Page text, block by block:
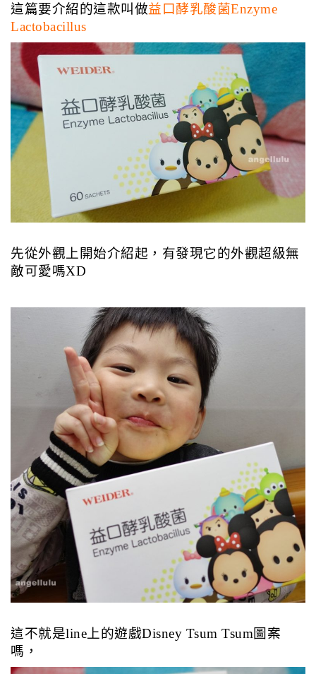
這篇要介紹的這款叫做益口酵乳酸菌Enzyme
Lactobacillus
先從外觀上開始介紹起，有發現它的外觀超級無
敵可愛嗎XD
這不就是line上的遊戲Disney Tsum Tsum圖案
嗎，